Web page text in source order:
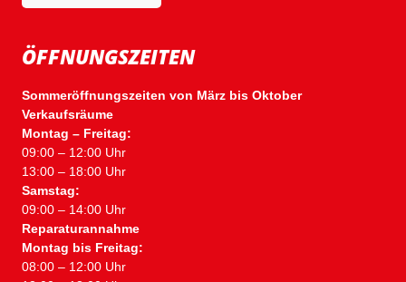
ÖFFNUNGSZEITEN
Sommeröffnungszeiten von März bis Oktober
Verkaufsräume
Montag – Freitag:
09:00 – 12:00 Uhr
13:00 – 18:00 Uhr
Samstag:
09:00 – 14:00 Uhr
Reparaturannahme
Montag bis Freitag:
08:00 – 12:00 Uhr